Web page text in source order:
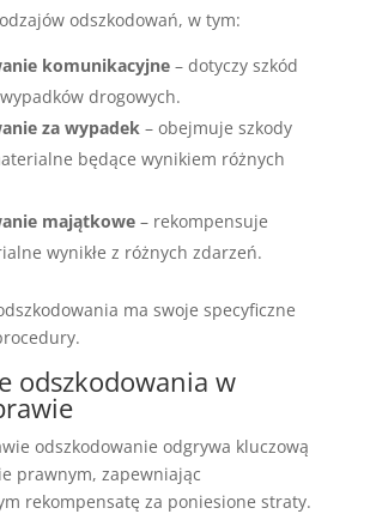
odszkodowań, w tym:
komunikacyjne– dotyczy szkód
drogowych.
za wypadek – obejmuje szkody
będące wynikiem różnych
majątkowe– rekompensuje
wynikłe z różnych zdarzeń.
ma swoje specyficzne
odszkodowania w
odszkodowanie odgrywa kluczową
prawnym, zapewniając
rekompensatę za poniesione straty.